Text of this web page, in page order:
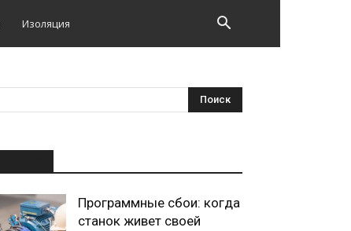
Изоляция
Программные сбои: когда
станок живет своей